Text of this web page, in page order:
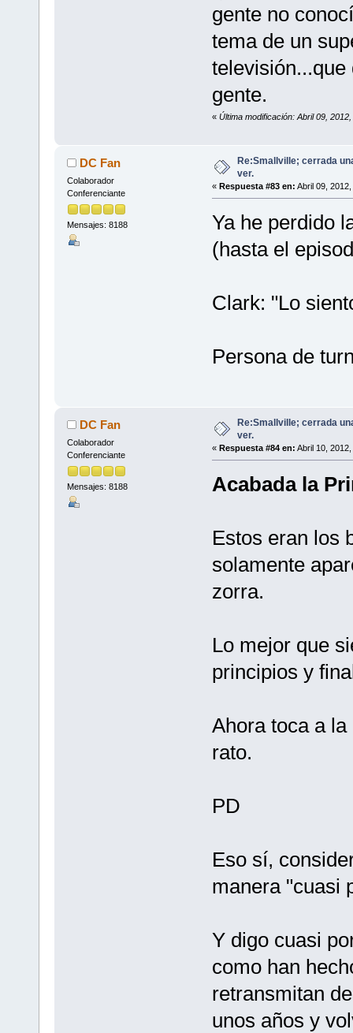
gente no
tema de un
gente.
« Última modificación: Abril 09,
DC Fan
Colaborador
Conferenciante
Mensajes: 8188
Re:Smallville; cerrada
ver.
« Respuesta #83 en: Abril 09,
Ya he perdido
(hasta el
Clark: "Lo
Persona de
DC Fan
Colaborador
Conferenciante
Mensajes: 8188
Re:Smallville; cerrada
ver.
« Respuesta #84 en: Abril 10,
Acabada la
Estos eran los
solamente
zorra.
Lo mejor que
principios y
Ahora toca a
rato.
PD
Eso sí,
manera "cuasi
Y digo cuasi
como han
retransmitan
unos años y